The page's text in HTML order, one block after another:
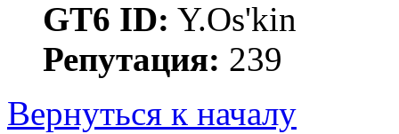
GT6 ID: Y.Os'kin
Репутация: 239
Вернуться к началу